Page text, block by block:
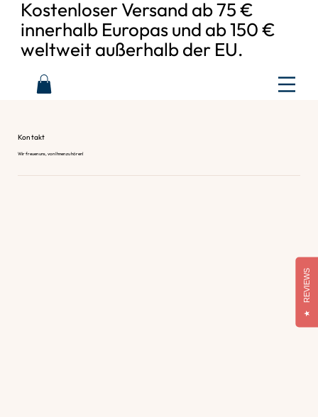
Kostenloser Versand ab 75 €
innerhalb Europas und ab 150 €
weltweit außerhalb der EU.
Kontakt
Wir freuen uns, von Ihnen zu hören!
★
REVIEWS